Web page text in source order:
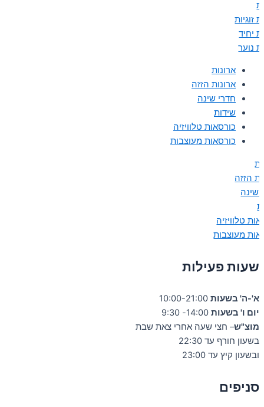
זוגיות
יחיד
נוער
ארונות
ארונות הזזה
חדרי שינה
שידות
כורסאות טלוויזיה
כורסאות מעוצבות
הזזה
שינה
טלוויזיה
מעוצבות
שעות פעילות
א'-ה' בשעות
יום ו' בשעות
מוצ"ש– חצי שעה אחרי צאת שבת
בשעון חורף עד 22:30
ובשעון קיץ עד 23:00
סניפים